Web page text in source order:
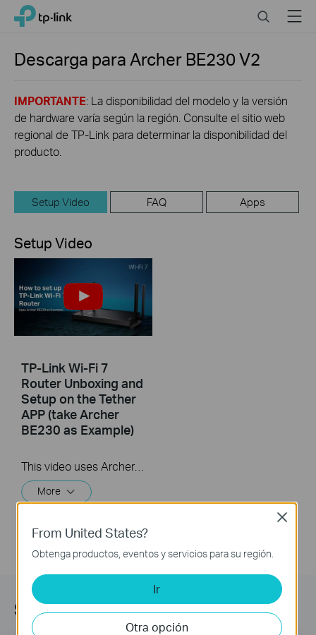
Click
navigation
TP-Link, Reliably Smart SearchMenu
Descarga paraArcher BE230V2
IMPORTANTE: La disponibilidad del modelo y la versión
de hardware varía según la región. Consulte el sitio web
regional de TP-Link para determinar la disponibilidad del
producto.
Setup Video FAQ Apps
Setup Video
TP-Link Wi-Fi 7
Router Unboxing and
Setup on the Tether
APP (take Archer
BE230 as Example)
More
Suscripción
From United States?
Obtenga productos, eventos y servicios para su región.
Ir
Otra opción
Close